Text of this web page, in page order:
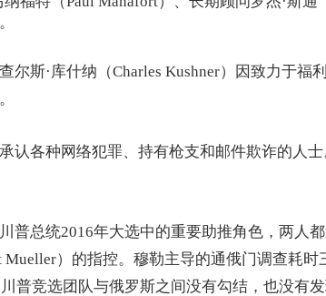
尔斯·库什纳（Charles Kushner）因致力于福
认各种网络犯罪、持有枪支和邮件欺诈的人
普总统2016年大选中的重要助推角色，两人
Mueller）的指控。穆勒主导的通俄门调查耗时
普竞选团队与俄罗斯之间没有勾结，也没有发